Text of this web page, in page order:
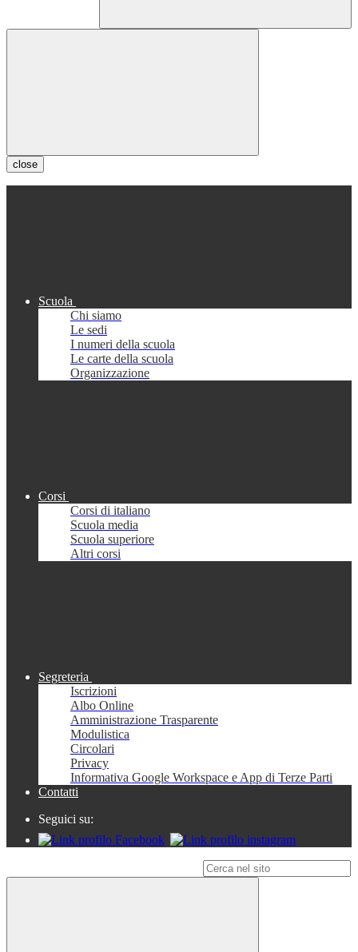
close
Scuola
Chi siamo
Le sedi
I numeri della scuola
Le carte della scuola
Organizzazione
Corsi
Corsi di italiano
Scuola media
Scuola superiore
Altri corsi
Segreteria
Iscrizioni
Albo Online
Amministrazione Trasparente
Modulistica
Circolari
Privacy
Informativa Google Workspace e App di Terze Parti
Contatti
Seguici su: